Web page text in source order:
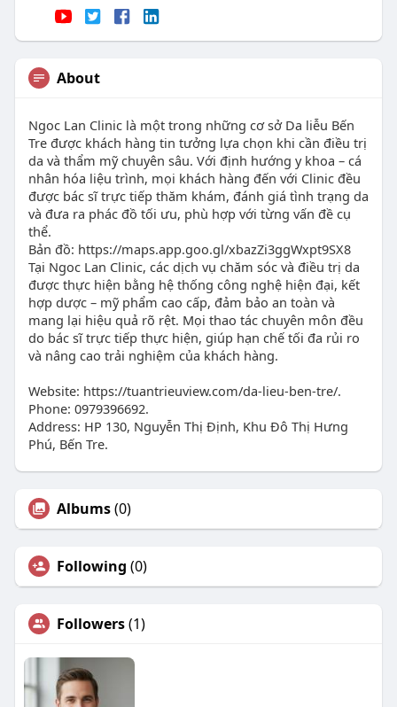
About
Ngoc Lan Clinic là một trong những cơ sở Da liễu Bến
Tre được khách hàng tin tưởng lựa chọn khi cần điều trị
da và thẩm mỹ chuyên sâu. Với định hướng y khoa – cá
nhân hóa liệu trình, mọi khách hàng đến với Clinic đều
được bác sĩ trực tiếp thăm khám, đánh giá tình trạng da
và đưa ra phác đồ tối ưu, phù hợp với từng vấn đề cụ
thể.
Bản đồ: https://maps.app.goo.gl/xbazZi3ggWxpt9SX8
Tại Ngoc Lan Clinic, các dịch vụ chăm sóc và điều trị da
được thực hiện bằng hệ thống công nghệ hiện đại, kết
hợp dược – mỹ phẩm cao cấp, đảm bảo an toàn và
mang lại hiệu quả rõ rệt. Mọi thao tác chuyên môn đều
do bác sĩ trực tiếp thực hiện, giúp hạn chế tối đa rủi ro
và nâng cao trải nghiệm của khách hàng.
Website: https://tuantrieuview.com/da-lieu-ben-tre/.
Phone: 0979396692.
Address: HP 130, Nguyễn Thị Định, Khu Đô Thị Hưng
Phú, Bến Tre.
Albums(0)
Following (0)
Followers(1)